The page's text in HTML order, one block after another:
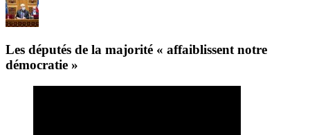
Les députés de la majorité « affaiblissent notre
démocratie »